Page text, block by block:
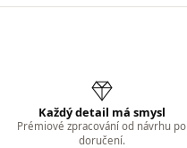
Každý detail má smysl
Prémiové zpracování od návrhu po
doručení.